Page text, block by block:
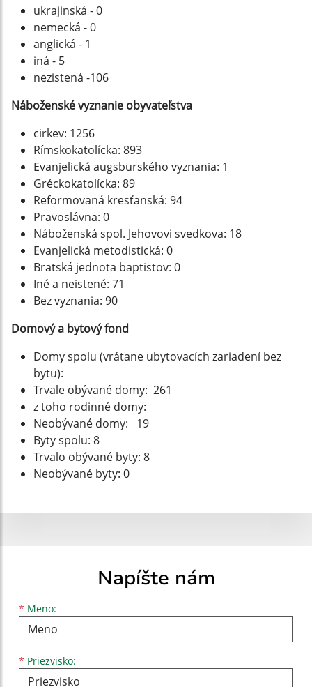
ukrajinská - 0
nemecká - 0
anglická - 1
iná - 5
nezistená -106
Náboženské vyznanie obyvateľstva
cirkev: 1256
Rímskokatolícka: 893
Evanjelická augsburského vyznania: 1
Gréckokatolícka: 89
Reformovaná kresťanská: 94
Pravoslávna: 0
Náboženská spol. Jehovovi svedkova: 18
Evanjelická metodistická: 0
Bratská jednota baptistov: 0
Iné a neistené: 71
Bez vyznania: 90
Domový a bytový fond
Domy spolu (vrátane ubytovacích zariadení bez
bytu):
Trvale obývané domy: 261
z toho rodinné domy:
Neobývané domy: 19
Byty spolu: 8
Trvalo obývané byty: 8
Neobývané byty: 0
Napíšte nám
* Meno:
Meno
* Priezvisko:
Priezvisko
E-mailová adresa